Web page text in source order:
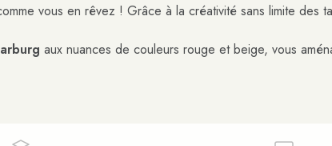
vous en rêvez ! Grâce à la créativité sans limite des
aux nuances de couleurs rouge et beige, vous